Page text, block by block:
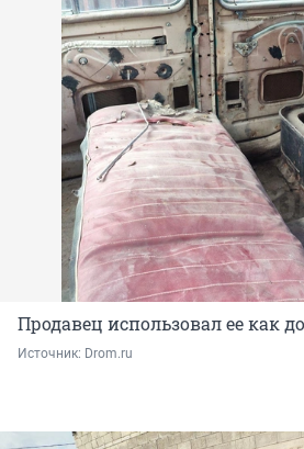
Продавец использовал ее как
Источник: Drom.ru